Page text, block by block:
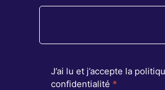
J’ai lu et j’accepte la
confidentialité *